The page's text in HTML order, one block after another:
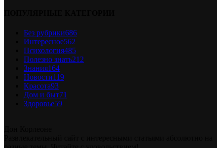
Без рубрики686
Интересное562
Психология485
Полезно знать212
Знания164
Новости119
Красота93
Дом и быт71
Здоровье59